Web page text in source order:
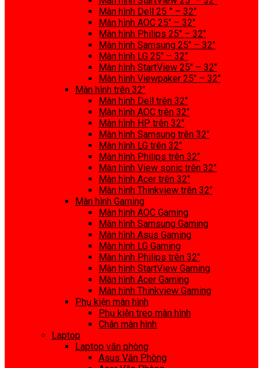
Màn hình Dell 25 ” – 32″
Màn hình AOC 25″ – 32″
Màn hình Philips 25″ – 32″
Màn hình Samsung 25″ – 32″
Màn hình LG 25″ – 32″
Màn hình StartView 25″ – 32″
Màn hình Viewpaker 25″ – 32″
Màn hình trên 32″
Màn hình Dell trên 32″
Màn hình AOC trên 32″
Màn hình HP trên 32″
Màn hình Samsung trên 32″
Màn hình LG trên 32″
Màn hình Philips trên 32″
Màn hình View sonic trên 32″
Màn hình Acer trên 32″
Màn hình Thinkview trên 32″
Màn hình Gaming
Màn hình AOC Gaming
Màn hình Samsung Gaming
Màn hình Asus Gaming
Màn hình LG Gaming
Màn hình Philips trên 32″
Màn hình StartView Gaming
Màn hình Acer Gaming
Màn hình Thinkview Gaming
Phụ kiện màn hình
Phụ kiện treo màn hình
Chân màn hình
Laptop
Laptop văn phòng
Asus Văn Phòng